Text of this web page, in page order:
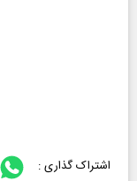
اشتراک گذاری :